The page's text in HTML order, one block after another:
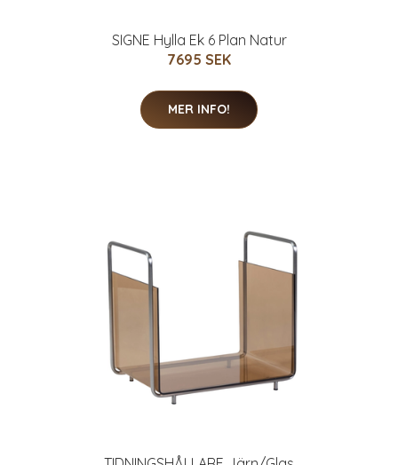
SIGNE Hylla Ek 6 Plan Natur
7695 SEK
MER INFO!